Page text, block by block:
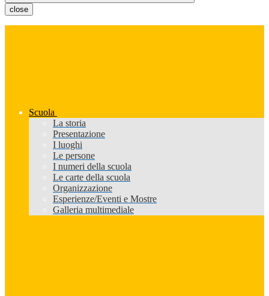
close
Scuola
La storia
Presentazione
I luoghi
Le persone
I numeri della scuola
Le carte della scuola
Organizzazione
Esperienze/Eventi e Mostre
Galleria multimediale